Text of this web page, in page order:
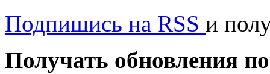
Подпишись на RSS и
Получать обновления